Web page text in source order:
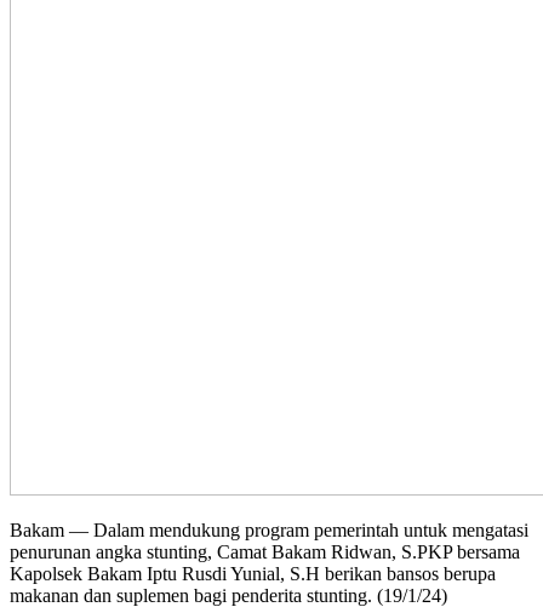
Bakam — Dalam mendukung program pemerintah untuk mengatasi
penurunan angka stunting, Camat Bakam Ridwan, S.PKP bersama
Kapolsek Bakam Iptu Rusdi Yunial, S.H berikan bansos berupa
makanan dan suplemen bagi penderita stunting. (19/1/24)